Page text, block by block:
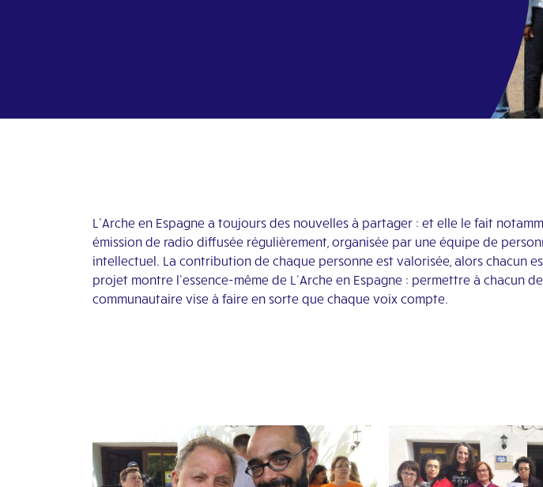
L’Arche en Espagne a toujours des nouvelles à partager : et elle le fait
émission de radio diffusée régulièrement, organisée par une équipe de
intellectuel. La contribution de chaque personne est valorisée, alors chacun
projet montre l’essence-même de L’Arche en Espagne : permettre à chacun
communautaire vise à faire en sorte que chaque voix compte.